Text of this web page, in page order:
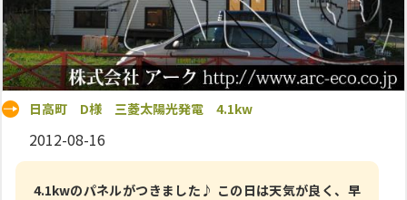
日高町 D様 三菱太陽光発電 4.1kw
2012-08-16
4.1kwのパネルがつきました♪ この日は天気が良く、早